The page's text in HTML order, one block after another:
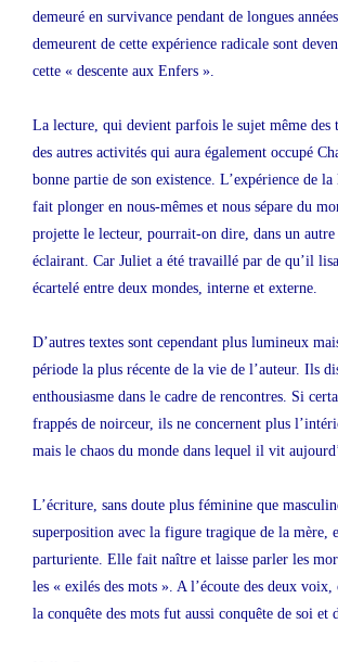
demeuré en survivance pendant de longues
demeurent de cette expérience radicale sont
cette « descente aux Enfers ».
La lecture, qui devient parfois le sujet même des
des autres activités qui aura également occupé
bonne partie de son existence. L’expérience de
fait plonger en nous-mêmes et nous sépare du
projette le lecteur, pourrait-on dire, dans un
éclairant. Car Juliet a été travaillé par de qu’il
écartelé entre deux mondes, interne et externe.
D’autres textes sont cependant plus lumineux
période la plus récente de la vie de l’auteur. Ils
enthousiasme dans le cadre de rencontres. Si
frappés de noirceur, ils ne concernent plus
mais le chaos du monde dans lequel il vit
L’écriture, sans doute plus féminine que
superposition avec la figure tragique de la mère,
parturiente. Elle fait naître et laisse parler les
les « exilés des mots ». A l’écoute des deux
la conquête des mots fut aussi conquête de soi et